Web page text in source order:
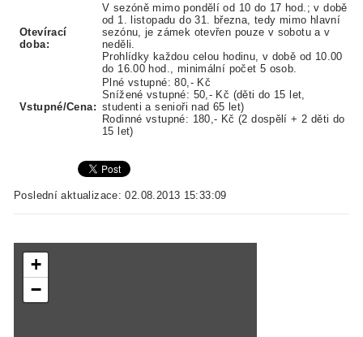
Otevírací
doba:
V sezóně mimo pondělí od 10 do 17 hod.; v době
od 1. listopadu do 31. března, tedy mimo hlavní
sezónu, je zámek otevřen pouze v sobotu a v
neděli.
Prohlídky každou celou hodinu, v době od 10.00
do 16.00 hod., minimální počet 5 osob.
Vstupné/Cena:
Plné vstupné: 80,- Kč
Snížené vstupné: 50,- Kč (děti do 15 let,
studenti a senioři nad 65 let)
Rodinné vstupné: 180,- Kč (2 dospělí + 2 děti do
15 let)
Poslední aktualizace: 02.08.2013 15:33:09
+
−